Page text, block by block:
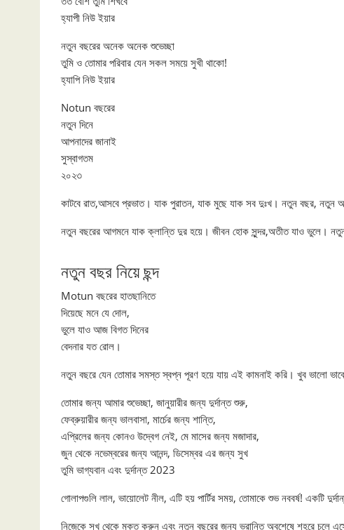
হ্যাপী নিউ ইয়ার
নতুন বছরের অনেক অনেক শুভেচ্ছা
তুমি ও তোমার পরিবার যেন সকল সময়ে সুখী থাকো!
হ্যাপি নিউ ইয়ার
Notun বছরের
নতুন দিনে
আপনাদের জানাই
সুস্বাগতম
২০২৩
কাটবে রাত,আসবে প্রভাত। যাক পুরাতন, যাক মুছে যাক সব দুঃখ। নতুন বছর, নতুন
নতুন বছরের আগমনে যাক ক্লান্তি দুর হয়ে। জীবন হোক সুন্দর,অতীত যাও ভুলে।
নতুন বছর নিয়ে ছন্দ
Motun বছরের হাতছানিতে
দিয়েছে মনে যে দোল,
ভুলে যাও আজ বিগত দিনের
বেদনার যত রোল।
নতুন বছরে যেন তোমার সমস্ত স্বপ্ন পূরণ হয়ে যায় এই কামনাই করি। খুব ভালো
তোমার জন্য আমার শুভেচ্ছা, জানুয়ারীর জন্য দুর্দান্ত শুরু,
ফেব্রুয়ারীর জন্য ভালবাসা, মার্চের জন্য শান্তি,
এপ্রিলের জন্য কোনও উদ্বেগ নেই, মে মাসের জন্য মজাদার,
জুন থেকে নভেম্বরের জন্য আনন্দ, ডিসেম্বর এর জন্য সুখ
তুমি ভাগ্যবান এবং দুর্দান্ত 2023
গোলাপগুলি লাল, ভায়োলেট নীল, এটি হয় পার্টির সময়, তোমাকে শুভ নববর্ষ!
নিজেকে সুখ থেকে মুক্ত করুন এবং নতুন বছরের জন্য ভ্রান্তি অবশেষে শহরে চলে